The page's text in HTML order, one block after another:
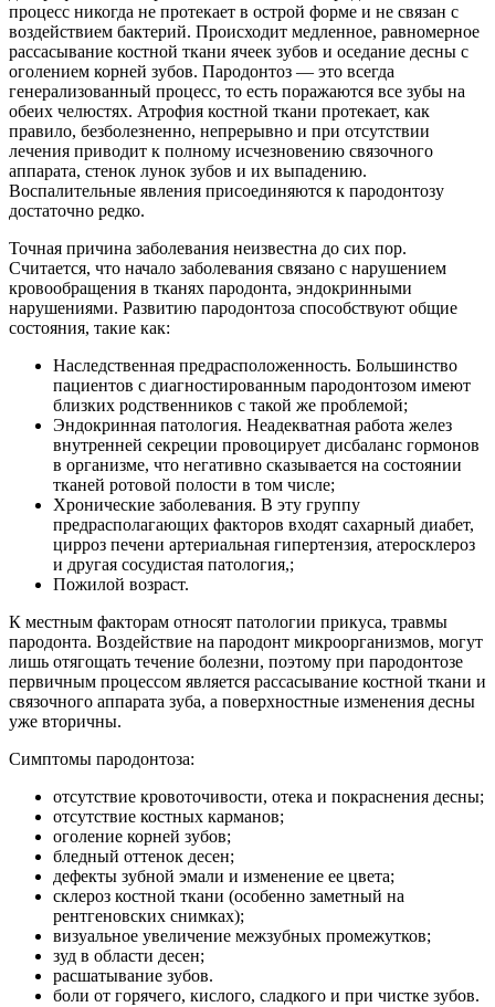
процесс никогда не протекает в острой форме и не связан с
воздействием бактерий. Происходит медленное, равномерное
рассасывание костной ткани ячеек зубов и оседание десны с
оголением корней зубов. Пародонтоз — это всегда
генерализованный процесс, то есть поражаются все зубы на
обеих челюстях. Атрофия костной ткани протекает, как
правило, безболезненно, непрерывно и при отсутствии
лечения приводит к полному исчезновению связочного
аппарата, стенок лунок зубов и их выпадению.
Воспалительные явления присоединяются к пародонтозу
достаточно редко.
Точная причина заболевания неизвестна до сих пор.
Считается, что начало заболевания связано с нарушением
кровообращения в тканях пародонта, эндокринными
нарушениями. Развитию пародонтоза способствуют общие
состояния, такие как:
Наследственная предрасположенность. Большинство
пациентов с диагностированным пародонтозом имеют
близких родственников с такой же проблемой;
Эндокринная патология. Неадекватная работа желез
внутренней секреции провоцирует дисбаланс гормонов
в организме, что негативно сказывается на состоянии
тканей ротовой полости в том числе;
Хронические заболевания. В эту группу
предрасполагающих факторов входят сахарный диабет,
цирроз печени артериальная гипертензия, атеросклероз
и другая сосудистая патология,;
Пожилой возраст.
К местным факторам относят патологии прикуса, травмы
пародонта. Воздействие на пародонт микроорганизмов, могут
лишь отягощать течение болезни, поэтому при пародонтозе
первичным процессом является рассасывание костной ткани и
связочного аппарата зуба, а поверхностные изменения десны
уже вторичны.
Симптомы пародонтоза:
отсутствие кровоточивости, отека и покраснения десны;
отсутствие костных карманов;
оголение корней зубов;
бледный оттенок десен;
дефекты зубной эмали и изменение ее цвета;
склероз костной ткани (особенно заметный на
рентгеновских снимках);
визуальное увеличение межзубных промежутков;
зуд в области десен;
расшатывание зубов.
боли от горячего, кислого, сладкого и при чистке зубов.